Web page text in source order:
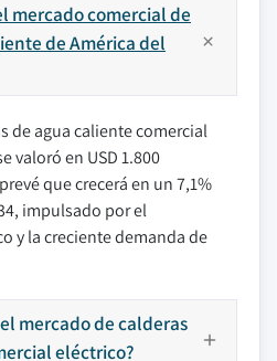
mercado comercial de
de América del
de agua caliente comercial
valoró en USD 1.800
que crecerá en un 7,1%
impulsado por el
y la creciente demanda de
mercado de calderas
eléctrico?